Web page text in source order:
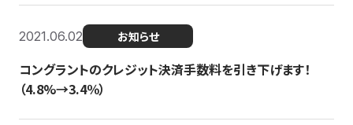
2021.06.02 お知らせ
コングラントのクレジット決済手数料を引き下げます！
（4.8%→3.4％）